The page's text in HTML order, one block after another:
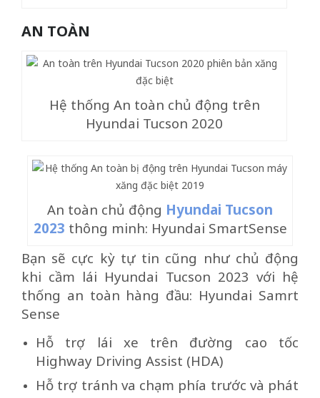
AN TOÀN
Hệ thống An toàn chủ động trên
Hyundai Tucson 2020
An toàn chủ động Hyundai Tucson
2023 thông minh: Hyundai SmartSense
Bạn sẽ cực kỳ tự tin cũng như chủ động
khi cầm lái Hyundai Tucson 2023 với hệ
thống an toàn hàng đầu: Hyundai Samrt
Sense
Hỗ trợ lái xe trên đường cao tốc
Highway Driving Assist (HDA)
Hỗ trợ tránh va chạm phía trước và phát